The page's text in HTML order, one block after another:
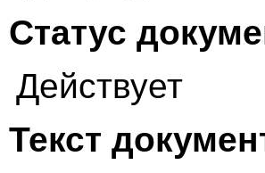
Статус
Действует
Текст